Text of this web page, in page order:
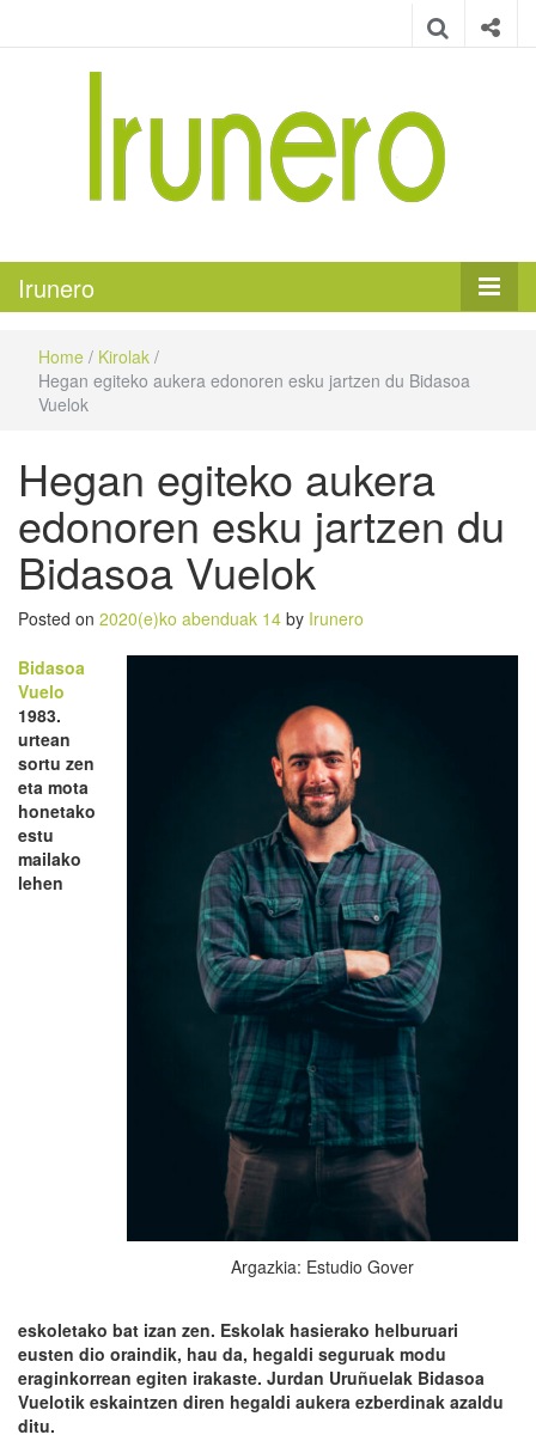
Irunero
Home / Kirolak /
Hegan egiteko aukera edonoren esku jartzen du Bidasoa
Vuelok
Hegan egiteko aukera
edonoren esku jartzen du
Bidasoa Vuelok
Posted on 2020(e)ko abenduak 14 by Irunero
Argazkia: Estudio Gover
Bidasoa
Vuelo
1983.
urtean
sortu zen
eta mota
honetako
estu
mailako
lehen
eskoletako bat izan zen. Eskolak hasierako helburuari
eusten dio oraindik, hau da, hegaldi seguruak modu
eraginkorrean egiten irakaste. Jurdan Uruñuelak Bidasoa
Vuelotik eskaintzen diren hegaldi aukera ezberdinak azaldu
ditu.